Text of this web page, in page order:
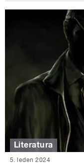
Literatura
5. leden 2024